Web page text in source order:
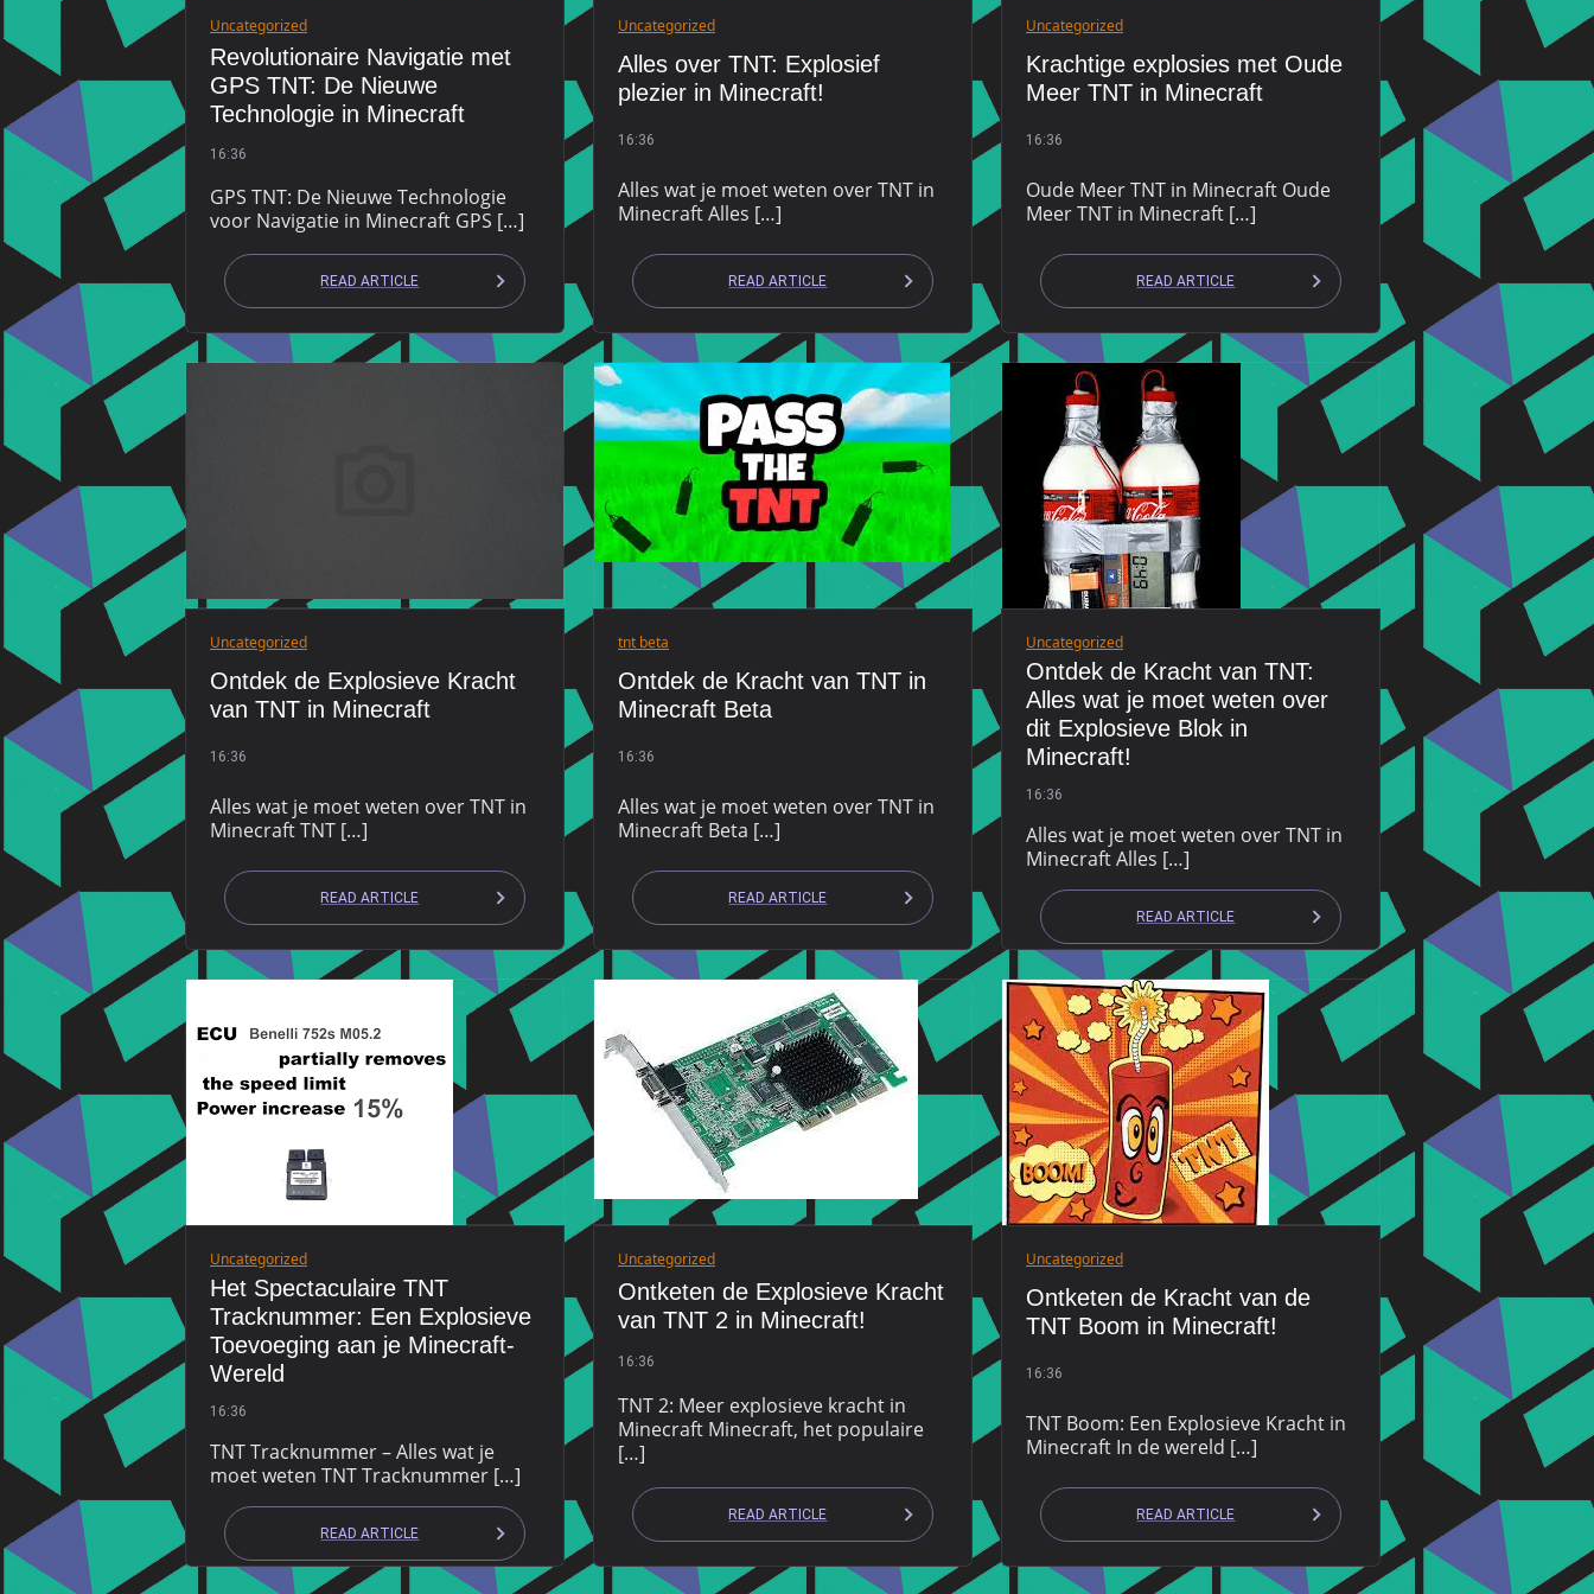
Uncategorized
Revolutionaire Navigatie met
GPS TNT: De Nieuwe
Technologie in Minecraft
16:36
GPS TNT: De Nieuwe Technologie
voor Navigatie in Minecraft GPS […]
READ ARTICLE
Uncategorized
Alles over TNT: Explosief
plezier in Minecraft!
16:36
Alles wat je moet weten over TNT in
Minecraft Alles […]
READ ARTICLE
Uncategorized
Krachtige explosies met Oude
Meer TNT in Minecraft
16:36
Oude Meer TNT in Minecraft Oude
Meer TNT in Minecraft […]
READ ARTICLE
Uncategorized
Ontdek de Explosieve Kracht
van TNT in Minecraft
16:36
Alles wat je moet weten over TNT in
Minecraft TNT […]
READ ARTICLE
tnt beta
Ontdek de Kracht van TNT in
Minecraft Beta
16:36
Alles wat je moet weten over TNT in
Minecraft Beta […]
READ ARTICLE
Uncategorized
Ontdek de Kracht van TNT:
Alles wat je moet weten over
dit Explosieve Blok in
Minecraft!
16:36
Alles wat je moet weten over TNT in
Minecraft Alles […]
READ ARTICLE
Uncategorized
Het Spectaculaire TNT
Tracknummer: Een Explosieve
Toevoeging aan je Minecraft-
Wereld
16:36
TNT Tracknummer – Alles wat je
moet weten TNT Tracknummer […]
READ ARTICLE
Uncategorized
Ontketen de Explosieve Kracht
van TNT 2 in Minecraft!
16:36
TNT 2: Meer explosieve kracht in
Minecraft Minecraft, het populaire
[…]
READ ARTICLE
Uncategorized
Ontketen de Kracht van de
TNT Boom in Minecraft!
16:36
TNT Boom: Een Explosieve Kracht in
Minecraft In de wereld […]
READ ARTICLE